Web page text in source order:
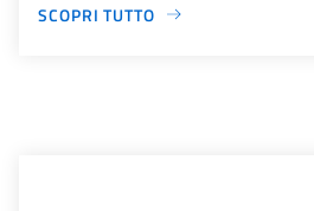
SCOPRI TUTTO